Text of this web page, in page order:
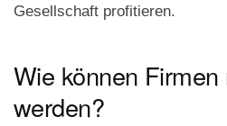
Gesellschaft profitieren.
Wie können
werden?